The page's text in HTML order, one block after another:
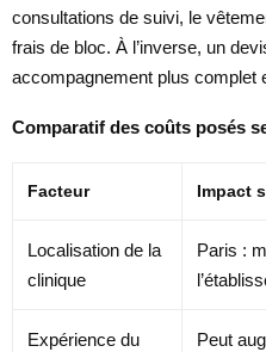
consultations de suivi, le
frais de bloc. À l’inverse, un
accompagnement plus complet
Comparatif des coûts posés
Facteur Impact
Localisation de la
clinique
Paris :
Expérience du
Peut